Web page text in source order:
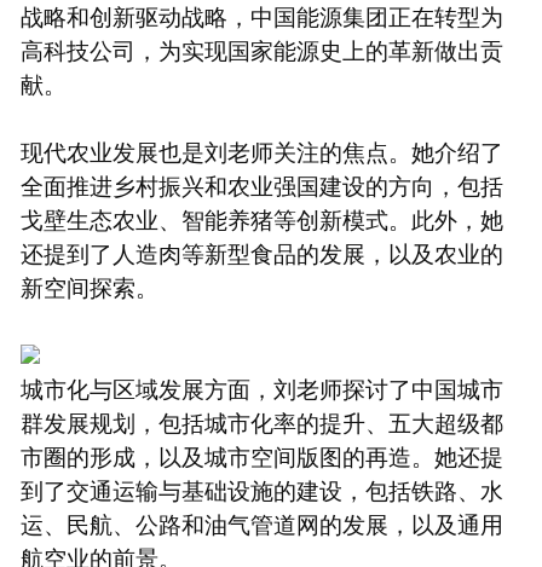
战略和创新驱动战略，中国能源集团正在转型为
高科技公司，为实现国家能源史上的革新做出贡
献。
现代农业发展也是刘老师关注的焦点。她介绍了
全面推进乡村振兴和农业强国建设的方向，包括
戈壁生态农业、智能养猪等创新模式。此外，她
还提到了人造肉等新型食品的发展，以及农业的
新空间探索。
城市化与区域发展方面，刘老师探讨了中国城市
群发展规划，包括城市化率的提升、五大超级都
市圈的形成，以及城市空间版图的再造。她还提
到了交通运输与基础设施的建设，包括铁路、水
运、民航、公路和油气管道网的发展，以及通用
航空业的前景。